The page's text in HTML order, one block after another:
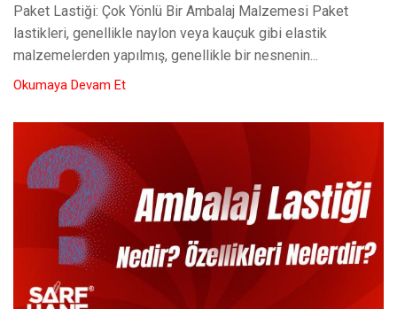
Paket Lastiği: Çok Yönlü Bir Ambalaj Malzemesi Paket
lastikleri, genellikle naylon veya kauçuk gibi elastik
malzemelerden yapılmış, genellikle bir nesnenin...
Okumaya Devam Et